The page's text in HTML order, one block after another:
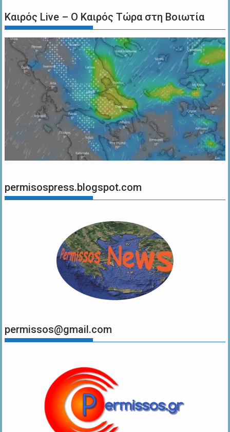
Καιρός Live – Ο Καιρός Τώρα στη Βοιωτία
permisospress.blogspot.com
permissos@gmail.com